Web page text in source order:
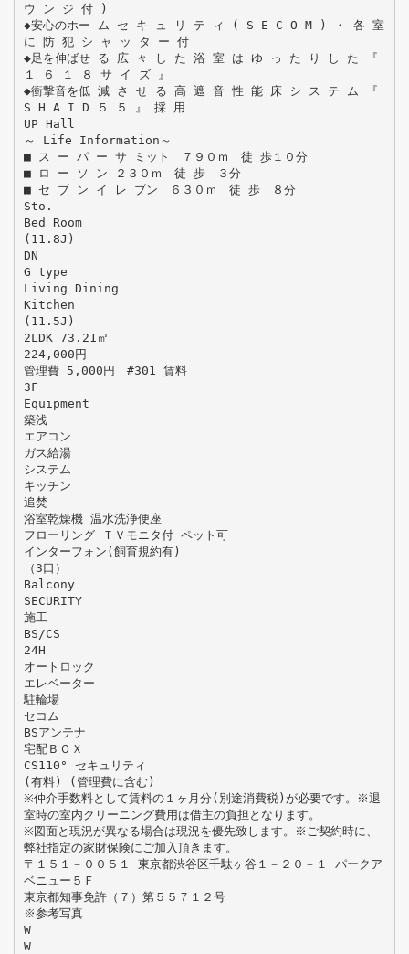
ウ ン ジ 付 )
◆安心のホー ム セ キ ュ リ テ ィ ( S E C O M ) ・ 各 室
に 防 犯 シ ャ ッ タ ー 付
◆足を伸ばせ る 広 々 し た 浴 室 は ゆ っ た り し た 『
１ ６ １ ８ サ イ ズ 』
◆衝撃音を低 減 さ せ る 高 遮 音 性 能 床 シ ス テ ム 『
S H A I D ５ ５ 』 採 用
UP Hall
～ Life Information～
■ ス ー パ ー サ ミット ７９０ｍ 徒 歩１０分
■ ロ ー ソ ン ２３０ｍ 徒 歩 ３分
■ セ ブ ン イ レ ブン ６３０ｍ 徒 歩 ８分
Sto.
Bed Room
(11.8J)
DN
G type
Living Dining
Kitchen
(11.5J)
2LDK 73.21㎡
224,000円
管理費 5,000円 #301 賃料
3F
Equipment
築浅
エアコン
ガス給湯
システム
キッチン
追焚
浴室乾燥機 温水洗浄便座
フローリング ＴＶモニタ付 ペット可
インターフォン(飼育規約有)
（3口）
Balcony
SECURITY
施工
BS/CS
24H
オートロック
エレベーター
駐輪場
セコム
BSアンテナ
宅配ＢＯＸ
CS110° セキュリティ
(有料) (管理費に含む)
※仲介手数料として賃料の１ヶ月分(別途消費税)が必要です。※退
室時の室内クリーニング費用は借主の負担となります。
※図面と現況が異なる場合は現況を優先致します。※ご契約時に、
弊社指定の家財保険にご加入頂きます。
〒１５１－００５１ 東京都渋谷区千駄ヶ谷１－２０－１ パークア
ベニュー５Ｆ
東京都知事免許（７）第５５７１２号
※参考写真
W
W